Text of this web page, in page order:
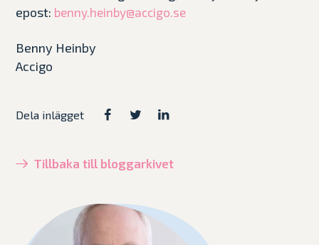
epost: benny.heinby@accigo.se
Benny Heinby
Accigo
Dela inlägget
Tillbaka till bloggarkivet